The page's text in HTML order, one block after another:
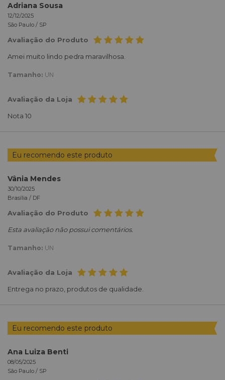
Adriana Sousa
12/12/2025
São Paulo / SP
Avaliação do Produto
Amei muito lindo pedra maravilhosa.
Tamanho: UN
Avaliação da Loja
Nota 10
Eu recomendo este produto
Vânia Mendes
30/10/2025
Brasília / DF
Avaliação do Produto
Esta avaliação não possui comentários.
Tamanho: UN
Avaliação da Loja
Entrega no prazo, produtos de qualidade.
Eu recomendo este produto
Ana Luiza Benti
08/05/2025
São Paulo / SP